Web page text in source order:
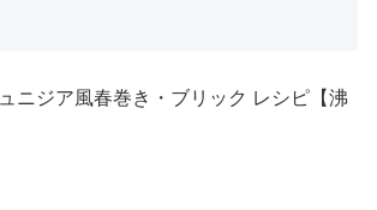
ニジア風春巻き・ブリック レシピ【沸